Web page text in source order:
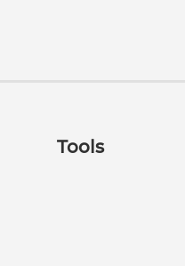
Tools